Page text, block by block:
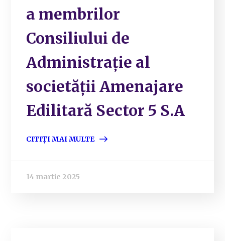
a membrilor
Consiliului de
Administrație al
societății Amenajare
Edilitară Sector 5 S.A
CITIȚI MAI MULTE
14 martie 2025